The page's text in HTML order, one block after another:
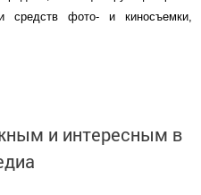
средств фото- и киносъемки,
и интересным в